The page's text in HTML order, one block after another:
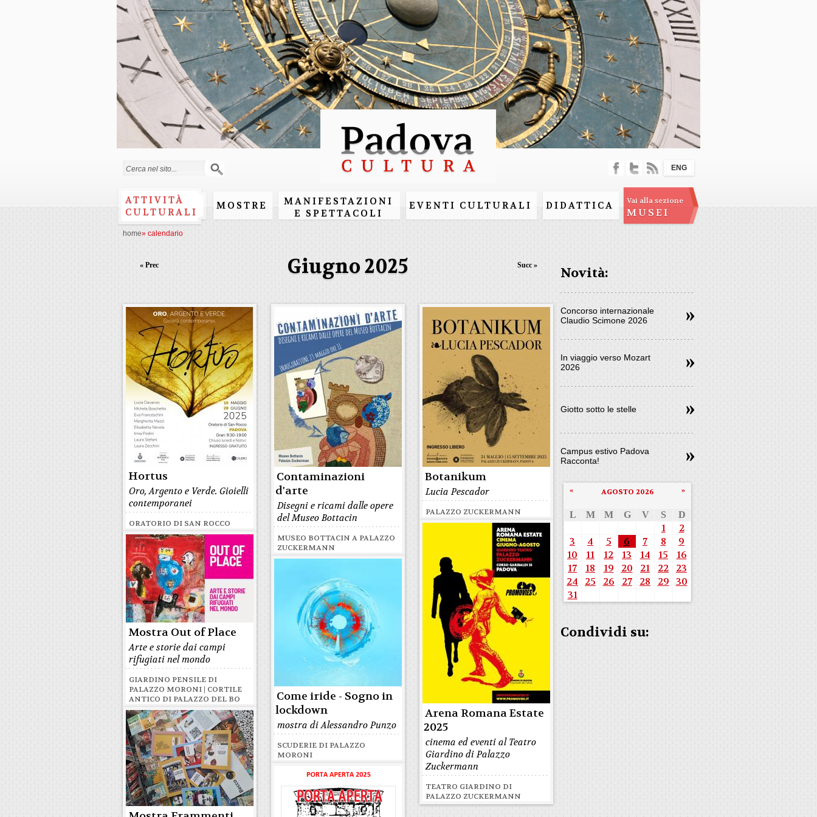
Salta al
contenuto
principale
Form di ricerca
ATTIVITÀ
CULTURALI
MOSTRE
MANIFESTAZIONI
E SPETTACOLI
EVENTI CULTURALI DIDATTICA Vai alla sezione
MUSEI
ENG
home» calendario
Giugno 2025
« Prec Succ »
Hortus
Oro, Argento e Verde. Gioielli
contemporanei
ORATORIO DI SAN ROCCO
Contaminazioni
d'arte
Disegni e ricami dalle opere
del Museo Bottacin
MUSEO BOTTACIN A PALAZZO
ZUCKERMANN
Botanikum
Lucia Pescador
PALAZZO ZUCKERMANN
Arena Romana Estate
2025
cinema ed eventi al Teatro
Giardino di Palazzo
Zuckermann
TEATRO GIARDINO DI
PALAZZO ZUCKERMANN
Mostra Out of Place
Arte e storie dai campi
rifugiati nel mondo
GIARDINO PENSILE DI
PALAZZO MORONI | CORTILE
ANTICO DI PALAZZO DEL BO
Come iride - Sogno in
lockdown
mostra di Alessandro Punzo
SCUDERIE DI PALAZZO
MORONI
Novità:
Concorso internazionale
Claudio Scimone 2026
In viaggio verso Mozart
2026
Giotto sotto le stelle
Campus estivo Padova
Racconta!
AGOSTO 2026
« »
L M M G V S D
1
2
3
4 5 6 7 8
9
10
11 12 13 14 15
16
17
18 19 20 21 22
23
24
25 26 27 28 29 30
31
Condividi su: